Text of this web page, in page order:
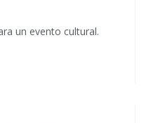
un evento cultural.